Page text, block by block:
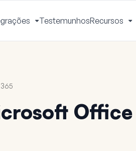
Ativar
Menu
TestemunhosRecursos
Office